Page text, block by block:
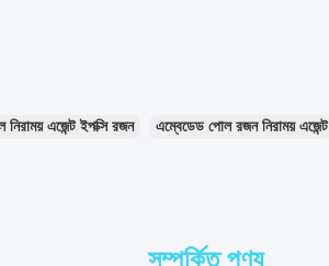
নিরাময় এজেন্ট ইপক্সি রজন এম্বেডেড পোল রজন নিরাময় এজেন্ট
সম্পর্কিত পণ্য